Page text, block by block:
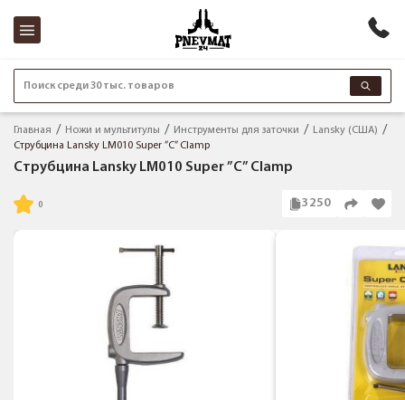
Поиск среди 30 тыс. товаров
Главная Ножи и мультитулы Инструменты для заточки
Lansky (США)
Струбцина Lansky LM010 Super ”C” Clamp
Струбцина Lansky LM010 Super ”C” Clamp
3250